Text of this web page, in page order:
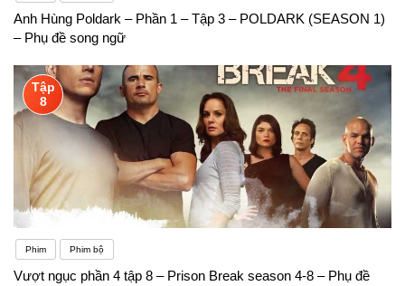
Anh Hùng Poldark – Phần 1 – Tập 3 – POLDARK (SEASON 1)
– Phụ đề song ngữ
Tập
8
Phim Phim bộ
Vượt ngục phần 4 tập 8 – Prison Break season 4-8 – Phụ đề